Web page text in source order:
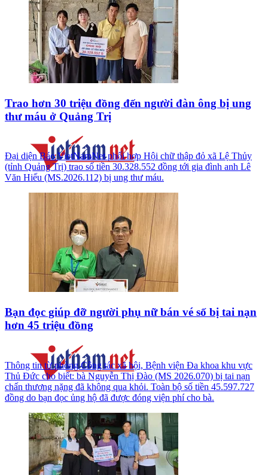
Trao hơn 30 triệu đồng đến người đàn ông bị ung
thư máu ở Quảng Trị
Đại diện Báo VietNamNet phối hợp Hội chữ thập đỏ xã Lệ Thủy
(tỉnh Quảng Trị) trao số tiền 30.328.552 đồng tới gia đình anh Lê
Văn Hiếu (MS.2026.112) bị ung thư máu.
Bạn đọc giúp đỡ người phụ nữ bán vé số bị tai nạn
hơn 45 triệu đồng
Thông tin từ phòng Công tác xã hội, Bệnh viện Đa khoa khu vực
Thủ Đức cho biết: bà Nguyễn Thị Đào (MS 2026.070) bị tai nạn
chấn thương nặng đã không qua khỏi. Toàn bộ số tiền 45.597.727
đồng do bạn đọc ủng hộ đã được đóng viện phí cho bà.